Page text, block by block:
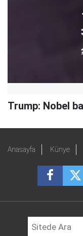
Trump: Nobel
Anasayfa Künye